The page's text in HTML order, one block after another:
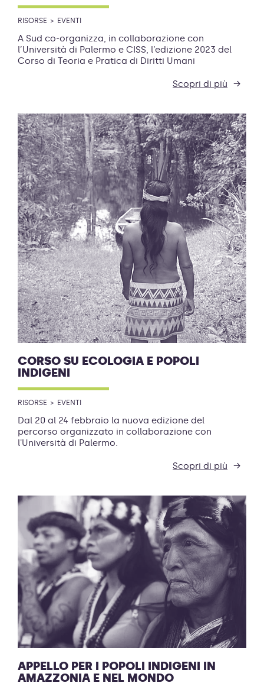
RISORSE EVENTI
A Sud co-organizza, in collaborazione con
l’Università di Palermo e CISS, l’edizione 2023 del
Corso di Teoria e Pratica di Diritti Umani
Scopri di più
CORSO SU ECOLOGIA E POPOLI
INDIGENI
RISORSE EVENTI
Dal 20 al 24 febbraio la nuova edizione del
percorso organizzato in collaborazione con
l'Università di Palermo.
Scopri di più
APPELLO PER I POPOLI INDIGENI IN
AMAZZONIA E NEL MONDO